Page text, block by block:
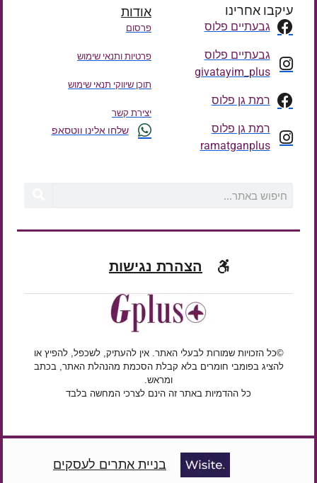
עיקבו אחרינו
גבעתיים פלוס
גבעתיים פלוס
givatayim_plus
רמת גן פלוס
רמת גן פלוס
ramatganplus
אודות
פרסום
פרטיות ותנאי שימוש
תוכן שיווקי תנאי שימוש
יצירת קשר
שלחו אלינו ווטסאפ
הצהרת נגישות
©כל הזכויות שמורות לבעלי האתר. אין להעתיק, לשכפל, להפיץ או
להציג בפומבי חומרים בלא קבלת הסכמת מהנהלת האתר, בכתב
ומראש.
כל ההדמיות באתר זה הינם לצרכי המחשה בלבד
בניית אתרים לעסקים